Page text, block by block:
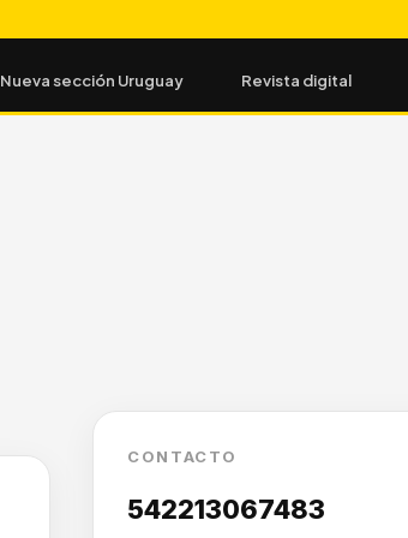
Nueva sección Uruguay Revista digital
CONTACTO
542213067483